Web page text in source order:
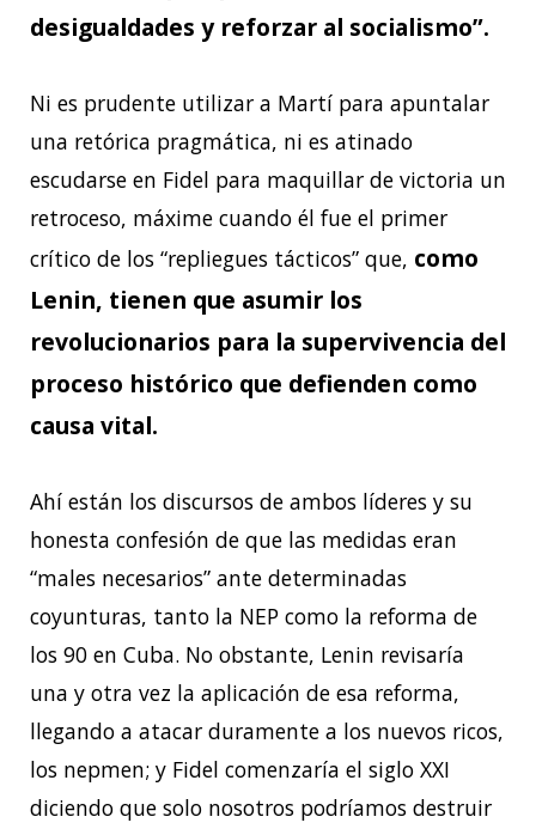
desigualdades y reforzar al socialismo”.
Ni es prudente utilizar a Martí para apuntalar
una retórica pragmática, ni es atinado
escudarse en Fidel para maquillar de victoria un
retroceso, máxime cuando él fue el primer
crítico de los “repliegues tácticos” que, como
Lenin, tienen que asumir los
revolucionarios para la supervivencia del
proceso histórico que defienden como
causa vital.
Ahí están los discursos de ambos líderes y su
honesta confesión de que las medidas eran
“males necesarios” ante determinadas
coyunturas, tanto la NEP como la reforma de
los 90 en Cuba. No obstante, Lenin revisaría
una y otra vez la aplicación de esa reforma,
llegando a atacar duramente a los nuevos ricos,
los nepmen; y Fidel comenzaría el siglo XXI
diciendo que solo nosotros podríamos destruir